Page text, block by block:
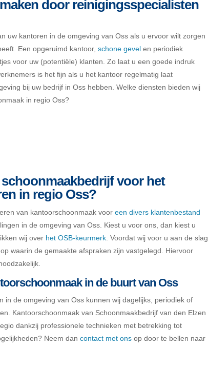
door reinigingsspecialisten
uw kantoren in de omgeving van Oss als u ervoor wilt zorgen
Een opgeruimd kantoor,schone gevel en periodiek
voor uw (potentiële) klanten. Zo laat u een goede indruk
is het fijn als u het kantoor regelmatig laat
bij uw bedrijf in Oss hebben. Welke diensten bieden wij
in regio Oss?
voor het
in regio Oss?
van kantoorschoonmaak vooreen divers klantenbestand
in de omgeving van Oss. Kiest u voor ons, dan kiest u
wij over het OSB-keurmerk . Voordat wij voor u aan de slag
waarin de gemaakte afspraken zijn vastgelegd. Hiervoor
in de buurt van Oss
in de omgeving van Oss kunnen wij dagelijks, periodiek of
Kantoorschoonmaak van Schoonmaakbedrijf van den Elzen
dankzij professionele technieken met betrekking tot
Neem dancontact met ons op door te bellen naar